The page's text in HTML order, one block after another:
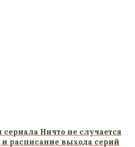
сериала Ничто не случается
расписание выхода серий